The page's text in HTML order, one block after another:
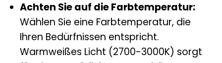
Achten Sie auf die Farbtemperatur:
Wählen Sie eine Farbtemperatur, die
Ihren Bedürfnissen entspricht.
Warmweißes Licht (2700-3000K) sorgt